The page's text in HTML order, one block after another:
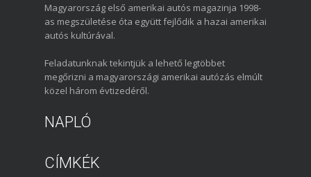
Magyarország első amerikai autós magazinja 1998-
as megszületése óta együtt fejlődik a hazai amerikai
autós kultúrával.
Feladatunknak tekintjük a lehető legtöbbet
megőrizni a magyarországi amerikai autózás elmúlt
közel három évtizedéről.
NAPLÓ
CÍMKÉK